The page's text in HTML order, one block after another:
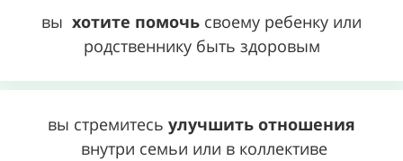
вы хотите помочь своему ребенку или
родственнику быть здоровым
вы стремитесь улучшить отношения
внутри семьи или в коллективе